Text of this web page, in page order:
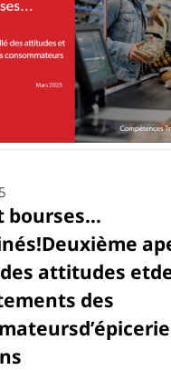
bourses…
attitudes
des